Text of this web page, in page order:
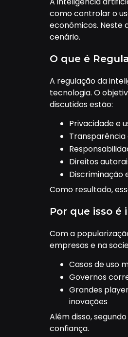
como controlar o
econômicos. Neste
cenário.
O que é
A regulação da
tecnologia. O
discutidos estão:
Privacidade e
Direitos
Discriminação
Como resultado,
Por que isso
Com a
empresas e na
Casos de uso
Governos
Grandes
inovações
Além disso,
confiança.